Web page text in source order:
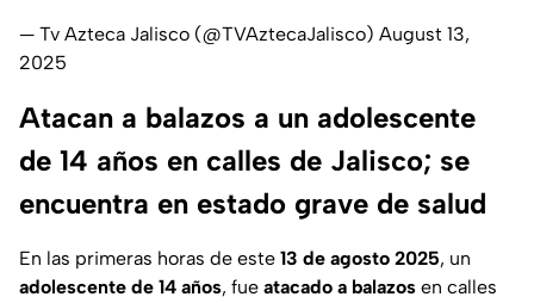
— Tv Azteca Jalisco (@TVAztecaJalisco) August 13,
2025
Atacan a balazos a un adolescente
de 14 años en calles de Jalisco; se
encuentra en estado grave de salud
En las primeras horas de este 13 de agosto 2025, un
adolescente de 14 años, fue atacado a balazos en calles